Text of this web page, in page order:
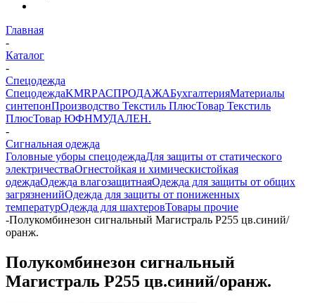
Главная
-
Каталог
-
Спецодежда
СпецодеждаKMRPАСПРОДАЖАБухгалтерияМатериалы
синтепонПроизводство Текстиль ПлюсТовар Текстиль
ПлюсТовар ЮФНМУДАЛЕН.
-
Сигнальная одежда
Головные уборы спецодеждаДля защиты от статического
электричестваОгнестойкая и химическистойкая
одеждаОдежда влагозащитнаяОдежда для защиты от общих
загрязненийОдежда для защиты от пониженных
температурОдежда для шахтеровТовары прочие
-Полукомбинезон сигнальный Магистраль Р255 цв.синий/
оранж.
Полукомбинезон сигнальный
Магистраль Р255 цв.синий/оранж.